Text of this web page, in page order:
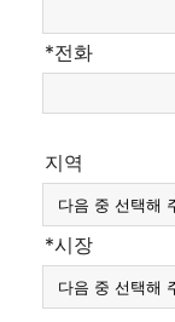
*전화
지역
*시장